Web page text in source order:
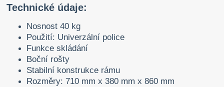
Technické údaje:
Nosnost 40 kg
Použití: Univerzální police
Funkce skládání
Boční rošty
Stabilní konstrukce rámu
Rozměry: 710 mm x 380 mm x 860 mm